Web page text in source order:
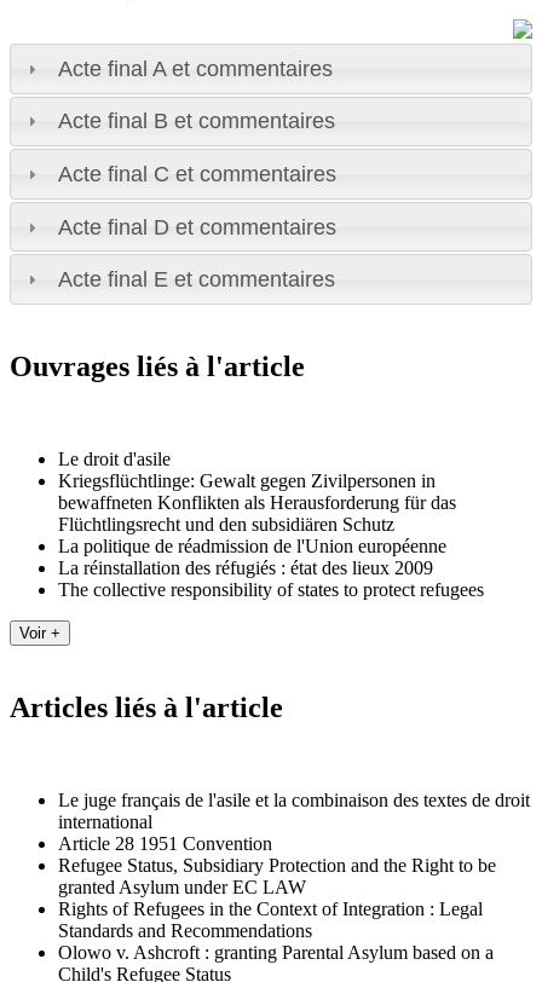
Acte final A et commentaires
Acte final B et commentaires
Acte final C et commentaires
Acte final D et commentaires
Acte final E et commentaires
Ouvrages liés à l'article
Le droit d'asile
Kriegsflüchtlinge: Gewalt gegen Zivilpersonen in
bewaffneten Konflikten als Herausforderung für das
Flüchtlingsrecht und den subsidiären Schutz
La politique de réadmission de l'Union européenne
La réinstallation des réfugiés : état des lieux 2009
The collective responsibility of states to protect refugees
Articles liés à l'article
Le juge français de l'asile et la combinaison des textes de droit
international
Article 28 1951 Convention
Refugee Status, Subsidiary Protection and the Right to be
granted Asylum under EC LAW
Rights of Refugees in the Context of Integration : Legal
Standards and Recommendations
Olowo v. Ashcroft : granting Parental Asylum based on a
Child's Refugee Status